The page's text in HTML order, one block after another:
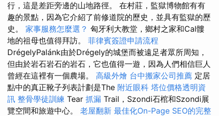
行，這是差距旁邊的山地路徑。 在村莊，監獄博物館有有
趣的景點，因為它介紹了前修道院的歷史，並具有監獄的歷
史。 家事服務怎麼選？ 匈牙利大教堂，鄉村之家和Cal髏
地的祖母也值得拜訪。 菲律賓簽證申請流程
DrégelyPalánk由於Drégely的城堡而被遠足者眾所周知，
但由於岩石岩石的岩石，它也值得一遊，因為人們相信巨人
曾經在這裡有一個農場。 高級外燴 台中搬家公司推薦 定居
點中的真正靴子列表計劃是The 附近眼科 塔位價格透明資
訊 整骨學徒訓練 Tear 抓漏 Trail，Szondi石棺和Szondi展
覽空間和旅遊中心。 老屋翻新 最佳化On-Page SEO的完整